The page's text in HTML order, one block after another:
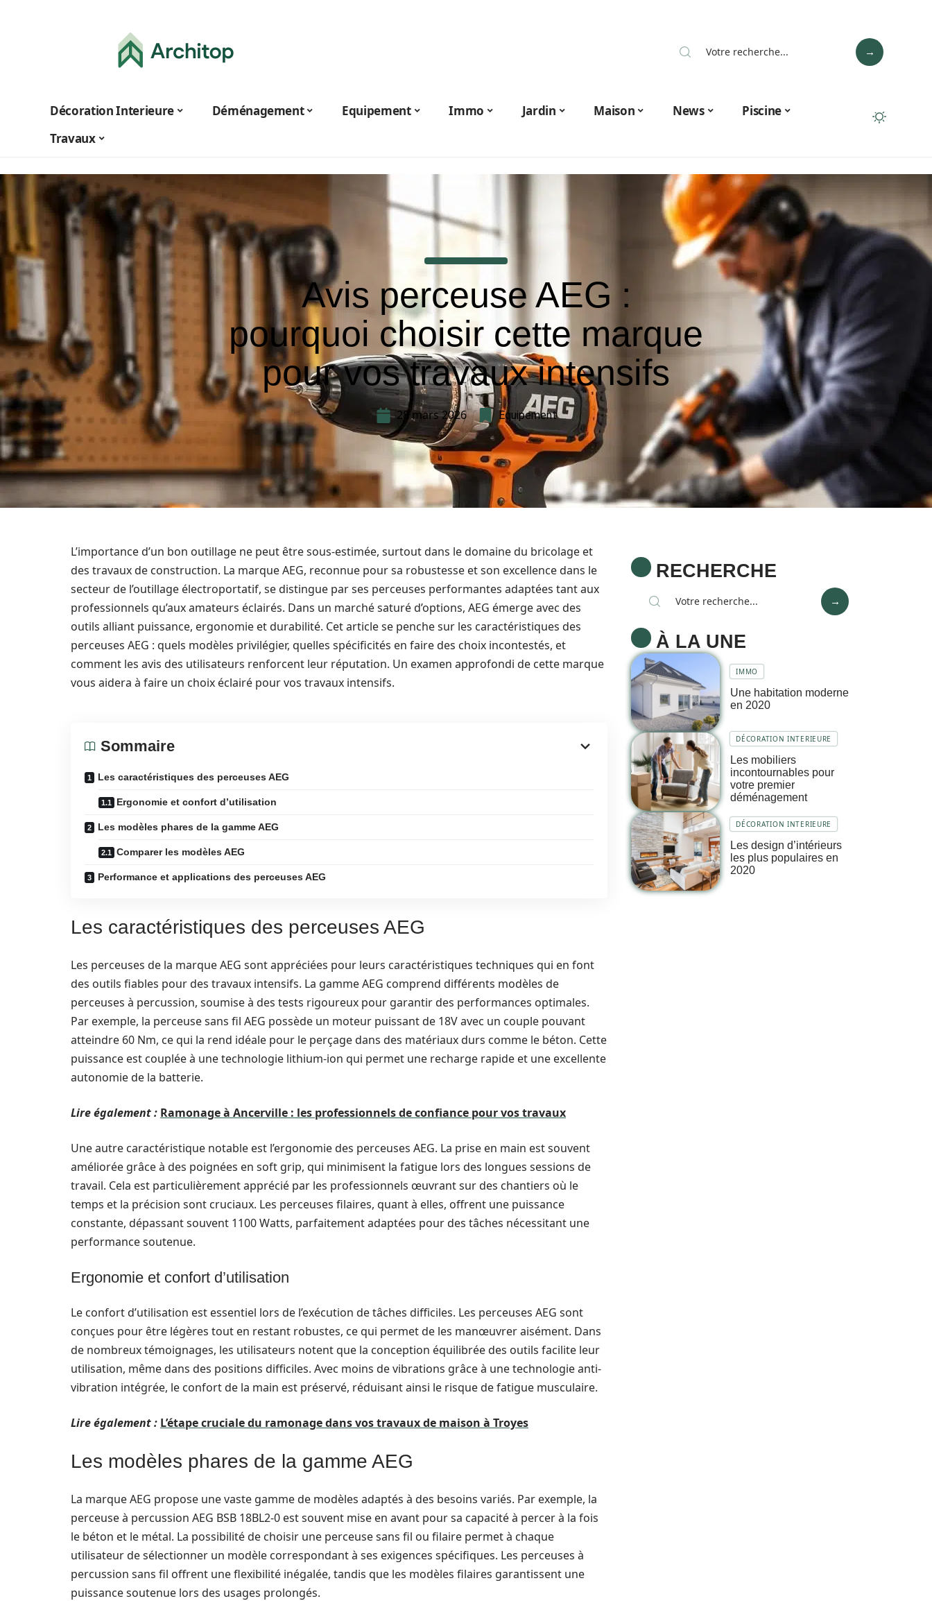
Décoration Interieure Déménagement Equipement Immo Jardin Maison News
Piscine
Travaux
Avis perceuse AEG :
pourquoi choisir cette marque
pour vos travaux intensifs
28 mars 2026 Equipement
L’importance d’un bon outillage ne peut être sous-estimée, surtout dans le domaine du bricolage et
des travaux de construction. La marque AEG, reconnue pour sa robustesse et son excellence dans le
secteur de l’outillage électroportatif, se distingue par ses perceuses performantes adaptées tant aux
professionnels qu’aux amateurs éclairés. Dans un marché saturé d’options, AEG émerge avec des
outils alliant puissance, ergonomie et durabilité. Cet article se penche sur les caractéristiques des
perceuses AEG : quels modèles privilégier, quelles spécificités en faire des choix incontestés, et
comment les avis des utilisateurs renforcent leur réputation. Un examen approfondi de cette marque
vous aidera à faire un choix éclairé pour vos travaux intensifs.
Sommaire
Les caractéristiques des perceuses AEG
Ergonomie et confort d’utilisation
Les modèles phares de la gamme AEG
Comparer les modèles AEG
Performance et applications des perceuses AEG
Les caractéristiques des perceuses AEG
Les perceuses de la marque AEG sont appréciées pour leurs caractéristiques techniques qui en font
des outils fiables pour des travaux intensifs. La gamme AEG comprend différents modèles de
perceuses à percussion, soumise à des tests rigoureux pour garantir des performances optimales.
Par exemple, la perceuse sans fil AEG possède un moteur puissant de 18V avec un couple pouvant
atteindre 60 Nm, ce qui la rend idéale pour le perçage dans des matériaux durs comme le béton. Cette
puissance est couplée à une technologie lithium-ion qui permet une recharge rapide et une excellente
autonomie de la batterie.
Lire également : Ramonage à Ancerville : les professionnels de confiance pour vos travaux
Une autre caractéristique notable est l’ergonomie des perceuses AEG. La prise en main est souvent
améliorée grâce à des poignées en soft grip, qui minimisent la fatigue lors des longues sessions de
travail. Cela est particulièrement apprécié par les professionnels œuvrant sur des chantiers où le
temps et la précision sont cruciaux. Les perceuses filaires, quant à elles, offrent une puissance
constante, dépassant souvent 1100 Watts, parfaitement adaptées pour des tâches nécessitant une
performance soutenue.
Ergonomie et confort d’utilisation
Le confort d’utilisation est essentiel lors de l’exécution de tâches difficiles. Les perceuses AEG sont
conçues pour être légères tout en restant robustes, ce qui permet de les manœuvrer aisément. Dans
de nombreux témoignages, les utilisateurs notent que la conception équilibrée des outils facilite leur
utilisation, même dans des positions difficiles. Avec moins de vibrations grâce à une technologie anti-
vibration intégrée, le confort de la main est préservé, réduisant ainsi le risque de fatigue musculaire.
Lire également : L’étape cruciale du ramonage dans vos travaux de maison à Troyes
Les modèles phares de la gamme AEG
La marque AEG propose une vaste gamme de modèles adaptés à des besoins variés. Par exemple, la
perceuse à percussion AEG BSB 18BL2-0 est souvent mise en avant pour sa capacité à percer à la fois
le béton et le métal. La possibilité de choisir une perceuse sans fil ou filaire permet à chaque
utilisateur de sélectionner un modèle correspondant à ses exigences spécifiques. Les perceuses à
percussion sans fil offrent une flexibilité inégalée, tandis que les modèles filaires garantissent une
puissance soutenue lors des usages prolongés.
RECHERCHE
À LA UNE
IMMO
Une habitation moderne
en 2020
DÉCORATION INTERIEURE
Les mobiliers
incontournables pour
votre premier
déménagement
DÉCORATION INTERIEURE
Les design d’intérieurs
les plus populaires en
2020